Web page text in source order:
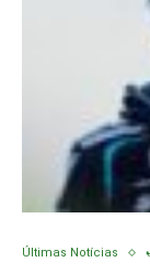
Últimas Notícias